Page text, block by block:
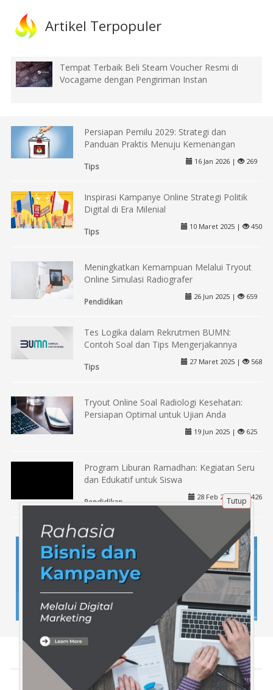
Artikel Terpopuler
Tempat Terbaik Beli Steam Voucher Resmi di
Vocagame dengan Pengiriman Instan
Persiapan Pemilu 2029: Strategi dan
Panduan Praktis Menuju Kemenangan
Tips
16 Jan 2026 | 269
Inspirasi Kampanye Online Strategi Politik
Digital di Era Milenial
Tips
10 Maret 2025 | 450
Meningkatkan Kemampuan Melalui Tryout
Online Simulasi Radiografer
Pendidikan
26 Jun 2025 | 659
Tes Logika dalam Rekrutmen BUMN:
Contoh Soal dan Tips Mengerjakannya
Tips
27 Maret 2025 | 568
Tryout Online Soal Radiologi Kesehatan:
Persiapan Optimal untuk Ujian Anda
19 Jun 2025 | 625
Program Liburan Ramadhan: Kegiatan Seru
dan Edukatif untuk Siswa
Pendidikan
28 Feb 2025 | 426
Tentang Kami
Artikel
Tutup